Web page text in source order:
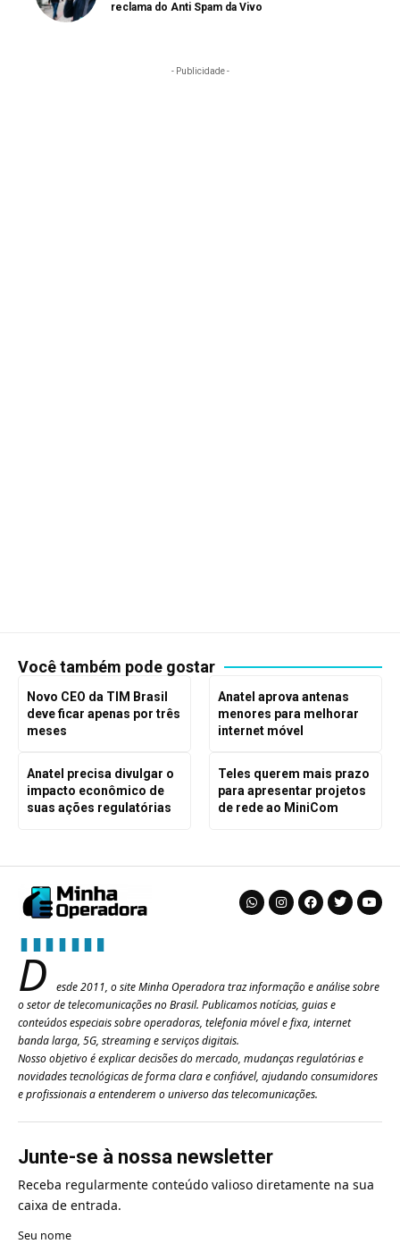
reclama do Anti Spam da Vivo
- Publicidade -
Você também pode gostar
Novo CEO da TIM Brasil
deve ficar apenas por três
meses
Anatel aprova antenas
menores para melhorar
internet móvel
Anatel precisa divulgar o
impacto econômico de
suas ações regulatórias
Teles querem mais prazo
para apresentar projetos
de rede ao MiniCom
D
esde 2011, o site Minha Operadora traz informação e análise sobre
o setor de telecomunicações no Brasil. Publicamos notícias, guias e
conteúdos especiais sobre operadoras, telefonia móvel e fixa, internet
banda larga, 5G, streaming e serviços digitais.
Nosso objetivo é explicar decisões do mercado, mudanças regulatórias e
novidades tecnológicas de forma clara e confiável, ajudando consumidores
e profissionais a entenderem o universo das telecomunicações.
Junte-se à nossa newsletter
Receba regularmente conteúdo valioso diretamente na sua
caixa de entrada.
Seu nome